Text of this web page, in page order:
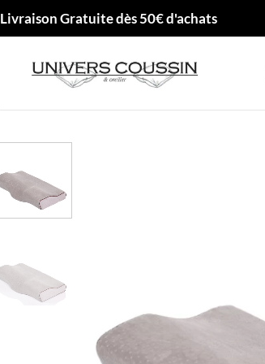
Livraison Gratuite dès 50€ d'achats